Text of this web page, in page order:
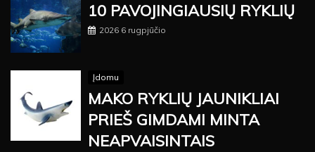
10 PAVOJINGIAUSIŲ RYKLIŲ
2026 6 rugpjūčio
Įdomu
MAKO RYKLIŲ JAUNIKLIAI
PRIEŠ GIMDAMI MINTA
NEAPVAISINTAIS